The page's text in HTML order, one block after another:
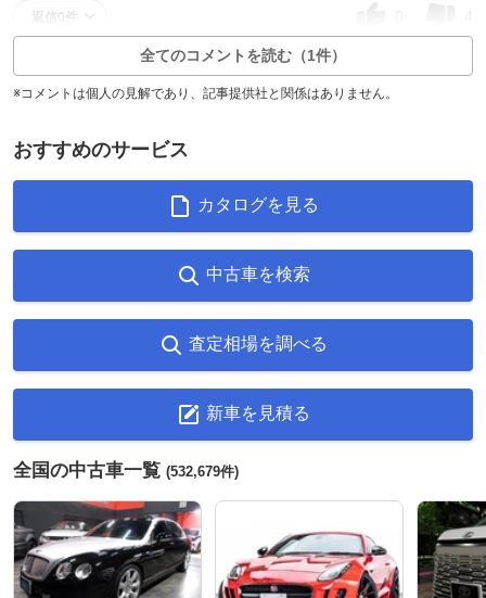
返信0件 4
全てのコメントを読む（1件）
※コメントは個人の見解であり、記事提供社と関係はありません。
おすすめのサービス
カタログを見る
中古車を検索
査定相場を調べる
新車を見積る
全国の中古車一覧 (532,679件)